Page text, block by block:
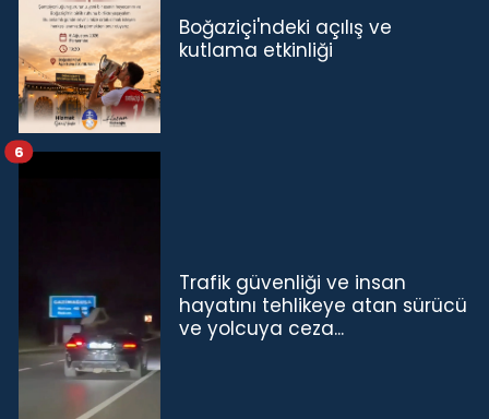
Boğaziçi'ndeki açılış ve
kutlama etkinliği
Trafik güvenliği ve insan
hayatını tehlikeye atan sürücü
ve yolcuya ceza...
6